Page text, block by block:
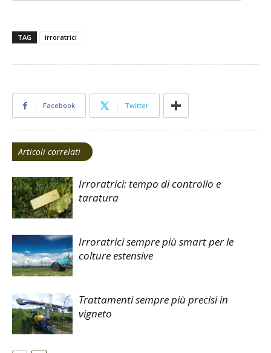
TAG irroratrici
Facebook Twitter
Articoli correlati
Irroratrici: tempo di controllo e
taratura
Irroratrici sempre più smart per le
colture estensive
Trattamenti sempre più precisi in
vigneto